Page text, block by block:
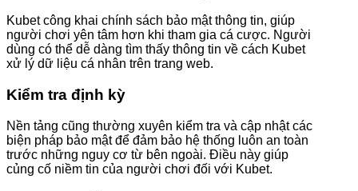
Kubet công khai chính sách bảo mật thông tin, giúp
người chơi yên tâm hơn khi tham gia cá cược. Người
dùng có thể dễ dàng tìm thấy thông tin về cách Kubet
xử lý dữ liệu cá nhân trên trang web.
Kiểm tra định kỳ
Nền tảng cũng thường xuyên kiểm tra và cập nhật các
biện pháp bảo mật để đảm bảo hệ thống luôn an toàn
trước những nguy cơ từ bên ngoài. Điều này giúp
củng cố niềm tin của người chơi đối với Kubet.